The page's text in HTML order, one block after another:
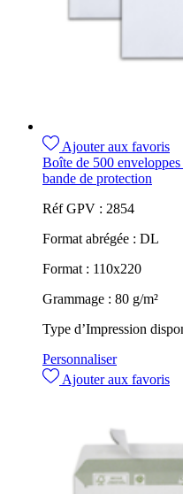
Ajouter aux favoris
Boîte de 500
bande de protection
Réf GPV : 2854
Format abrégée : DL
Format : 110x220
Grammage : 80 g/m²
Type d’Impression
Personnaliser
Ajouter aux favoris